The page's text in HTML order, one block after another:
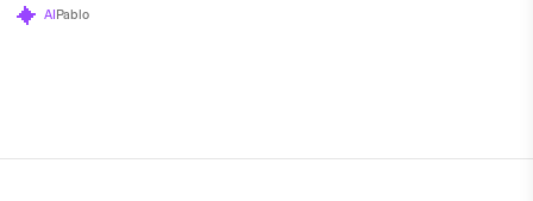
たと述べている。
AI Pablo